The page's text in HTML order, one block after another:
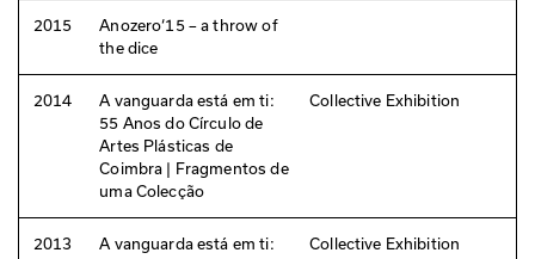
2015
Anozero‘15 – a throw of
the dice
2014
A vanguarda está em ti:
55 Anos do Círculo de
Artes Plásticas de
Coimbra | Fragmentos de
uma Colecção
Collective Exhibition
2013
A vanguarda está em ti:
Collective Exhibition